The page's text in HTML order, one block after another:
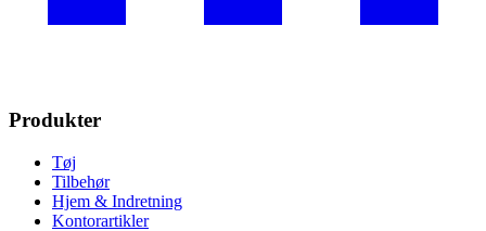
Produkter
Tøj
Tilbehør
Hjem & Indretning
Kontorartikler